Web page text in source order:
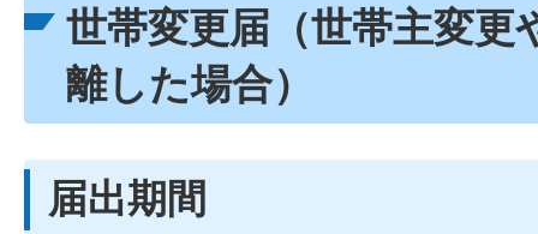
世帯変更届（世帯主変更
離した場合）
届出期間